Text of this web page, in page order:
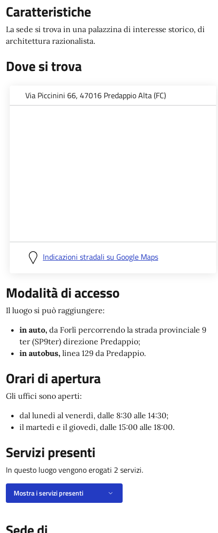
Caratteristiche
La sede si trova in una palazzina di interesse storico, di
architettura razionalista.
Dove si trova
Via Piccinini 66, 47016 Predappio Alta (FC)
Indicazioni stradali su Google Maps
Modalità di accesso
Il luogo si può raggiungere:
in auto, da Forlì percorrendo la strada provinciale 9
ter (SP9ter) direzione Predappio;
in autobus, linea 129 da Predappio.
Orari di apertura
Gli uffici sono aperti:
dal lunedì al venerdì, dalle 8:30 alle 14:30;
il martedì e il giovedì, dalle 15:00 alle 18:00.
Servizi presenti
In questo luogo vengono erogati 2 servizi.
Mostra i servizi presenti